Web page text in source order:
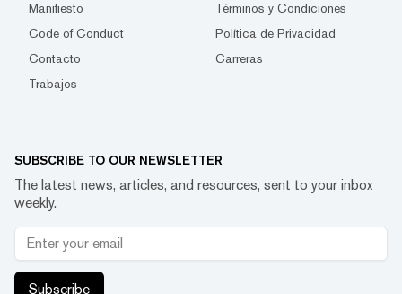
Manifiesto
Términos y Condiciones
Code of Conduct
Política de Privacidad
Contacto
Carreras
Trabajos
SUBSCRIBE TO OUR NEWSLETTER
The latest news, articles, and resources, sent to your inbox
weekly.
Subscribe